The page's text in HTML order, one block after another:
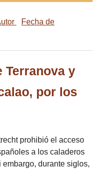
Fecha de
Terranova y
por los
prohibió el acceso
a los caladeros
embargo, durante siglos,